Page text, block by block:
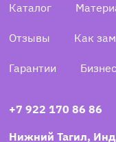
Каталог
Отзывы Как
Гарантии
+7 922 170 86 86
Нижний Тагил,